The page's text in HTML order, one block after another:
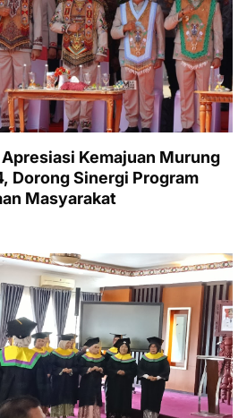
Kemajuan Murung
Dorong Sinergi Program
Masyarakat